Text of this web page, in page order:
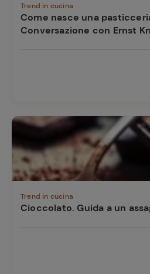
Trend in cucina
Come nasce una
Conversazione con Ernst
Trend in cucina
Cioccolato. Guida a un
Ricette
preferite